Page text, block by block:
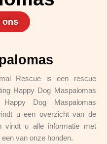
ons
Rescue is een rescue
Happy Dog Maspalomas
Dog Maspalomas
u een overzicht van de
vindt u alle informatie met
van onze honden.